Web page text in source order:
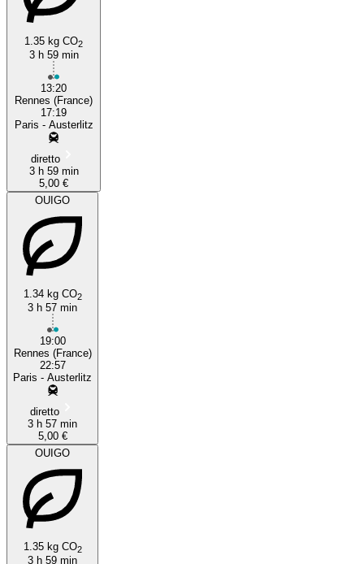
1.35 kg CO2
3 h 59 min
13:20
Rennes (France)
17:19
Paris - Austerlitz
diretto
3 h 59 min
5,00 €
OUIGO
1.34 kg CO2
3 h 57 min
19:00
Rennes (France)
22:57
Paris - Austerlitz
diretto
3 h 57 min
5,00 €
OUIGO
1.35 kg CO2
3 h 59 min